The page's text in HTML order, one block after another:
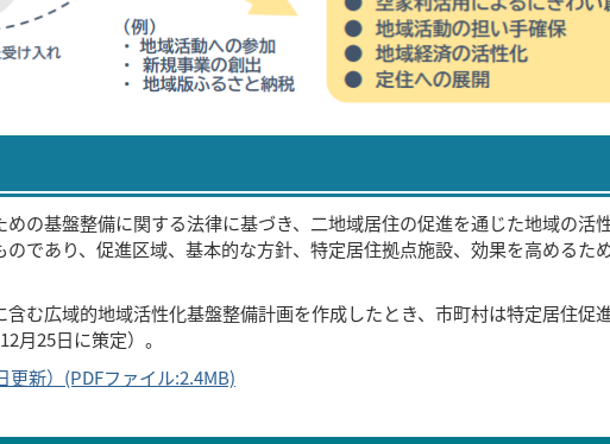
の基盤整備に関する法律に基づき、二地域居住の促進を通じた地域の活
であり、促進区域、基本的な方針、特定居住拠点施設、効果を高めるた
む広域的地域活性化基盤整備計画を作成したとき、市町村は特定居住促
月25日に策定）。
新）(PDFファイル:2.4MB)